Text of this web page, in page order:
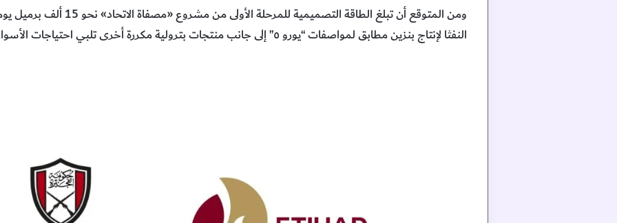
ومن المتوقع أن تبلغ الطاقة
النفثا لإنتاج بنزين مطابق لمواصفات “يورو ٥” إلى جانب منتجات بترولية مكررة أخرى تلبي احتياجات الأسواق المحلية والإقليمية.